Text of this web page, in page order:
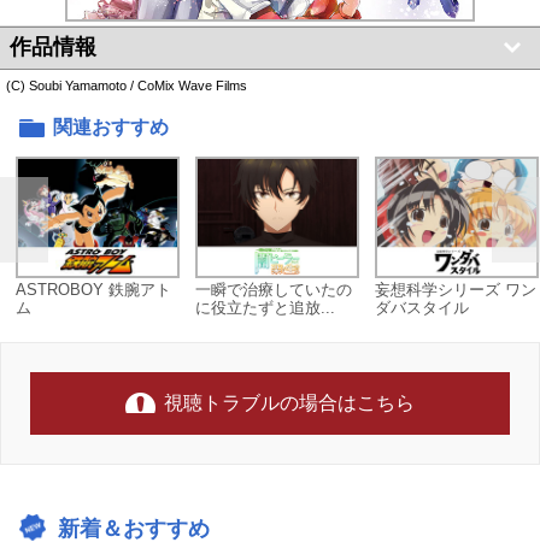
作品情報
(C) Soubi Yamamoto / CoMix Wave Films
関連おすすめ
ASTROBOY 鉄腕アト
ム
一瞬で治療していたの
に役立たずと追放...
妄想科学シリーズ ワン
ダバスタイル
視聴トラブルの場合はこちら
新着＆おすすめ